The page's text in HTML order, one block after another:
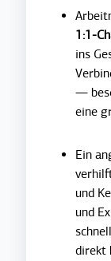
1:1-
ins
—
eine
Ein
und
und
direkt